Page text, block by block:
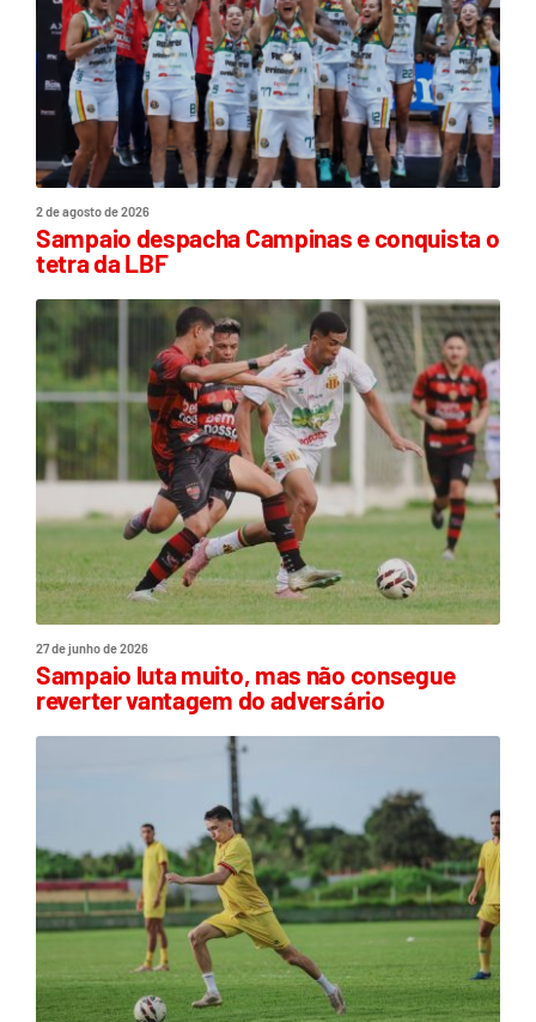
2 de agosto de 2026
Sampaio despacha Campinas e conquista o
tetra da LBF
27 de junho de 2026
Sampaio luta muito, mas não consegue
reverter vantagem do adversário